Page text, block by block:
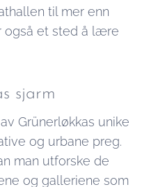
til mer enn
også et sted å lære
sjarm
Grünerløkkas unike
og urbane preg.
man utforske de
og galleriene som